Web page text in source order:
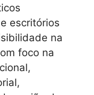
escritórios
na
foco na